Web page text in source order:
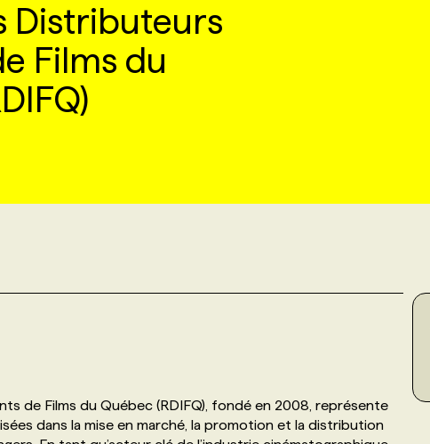
Distributeurs
Films du
de Films du Québec (RDIFQ), fondé en 2008, représente
dans la mise en marché, la promotion et la distribution